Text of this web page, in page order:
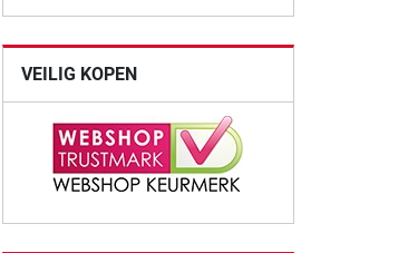
VEILIG KOPEN